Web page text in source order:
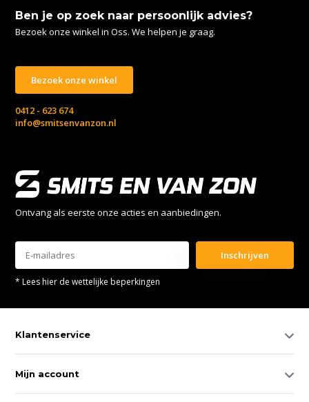
Ben je op zoek naar persoonlijk advies?
Bezoek onze winkel in Oss. We helpen je graag.
Bezoek onze winkel
0412 - 623 674
info@smitsenvanzon.nl
Ontvang als eerste onze acties en aanbiedingen.
Inschrijven
* Lees hier de wettelijke beperkingen
Klantenservice
Mijn account